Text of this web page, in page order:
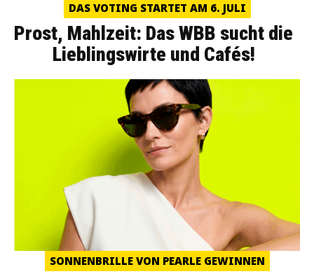
DAS VOTING STARTET AM 6. JULI
Prost, Mahlzeit: Das WBB sucht die
Lieblingswirte und Cafés!
SONNENBRILLE VON PEARLE GEWINNEN